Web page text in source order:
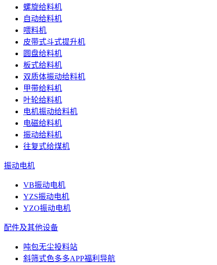
螺旋给料机
自动给料机
喂料机
皮带式斗式提升机
圆盘给料机
板式给料机
双质体振动给料机
甲带给料机
叶轮给料机
电机振动给料机
电磁给料机
振动给料机
往复式给煤机
振动电机
VB振动电机
YZS振动电机
YZO振动电机
配件及其他设备
吨包无尘投料站
斜筛式色多多APP福利导航